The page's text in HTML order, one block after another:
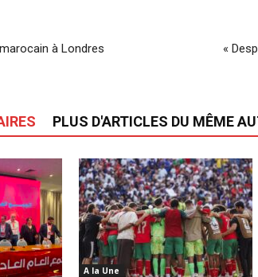
à Londres
«
PLUS D'ARTICLES DU MÊME
A la Une